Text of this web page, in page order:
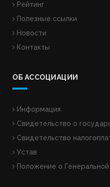
Рейтинг
Полезные ссылки
Новости
Контакты
ОБ АССОЦИАЦИИ
Информация
Свидетельство о
Свидетельство
Устав
Положение о